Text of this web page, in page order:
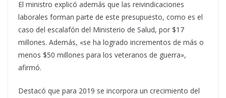
El ministro explicó además que las reivindicaciones
laborales forman parte de este presupuesto, como es el
caso del escalafón del Ministerio de Salud, por $17
millones. Además, «se ha logrado incrementos de más o
menos $50 millones para los veteranos de guerra»,
afirmó.
Destacó que para 2019 se incorpora un crecimiento del